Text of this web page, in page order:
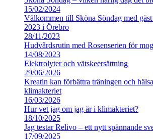
15/02/2024
Välkommen till Sköna Söndag med
2023 i Örebro
28/11/2023
Hudvårdsrutin med Rosenserien för
14/08/2023
Elektrolyter och vätskeersättning
29/06/2026
Kreatin kan förbättra träningen och
klimakteriet
16/03/2026
Hur vet jag om jag är i klimakteriet?
18/10/2025
Jag testar Relivo – ett nytt spännande
17/09/2025